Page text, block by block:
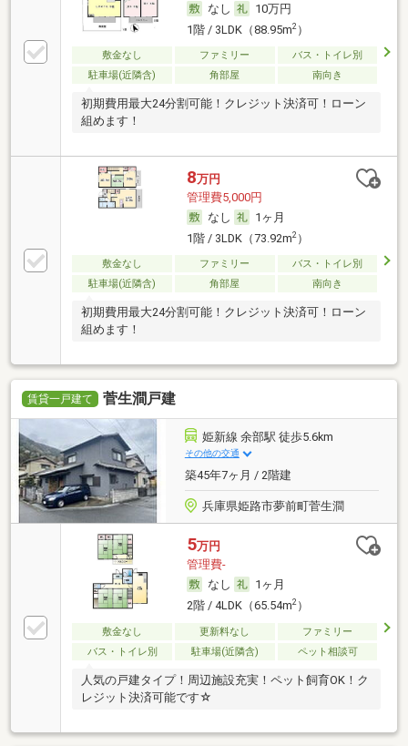
なし
10万円
1階 / 3LDK（88.95m2）
敷金なし ファミリー
バス・トイレ別
駐車場(近隣含)
角部屋 南向き
初期費用最大24分割可能！クレジット決済可！ローン
組めます！
8万円
管理費5,000円
なし
1ヶ月
1階 / 3LDK（73.92m2）
敷金なし ファミリー
バス・トイレ別
駐車場(近隣含)
角部屋 南向き
初期費用最大24分割可能！クレジット決済可！ローン
組めます！
賃貸一戸建て 菅生澗戸建
姫新線 余部駅 徒歩5.6km
その他の交通
築45年7ヶ月 / 2階建
兵庫県姫路市夢前町菅生澗
5万円
管理費-
なし
1ヶ月
2階 / 4LDK（65.54m2）
敷金なし 更新料なし
ファミリー
バス・トイレ別
駐車場(近隣含) ペット相談可
人気の戸建タイプ！周辺施設充実！ペット飼育OK！ク
レジット決済可能です☆